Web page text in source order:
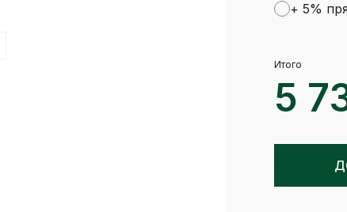
Итого
5
+ 5%